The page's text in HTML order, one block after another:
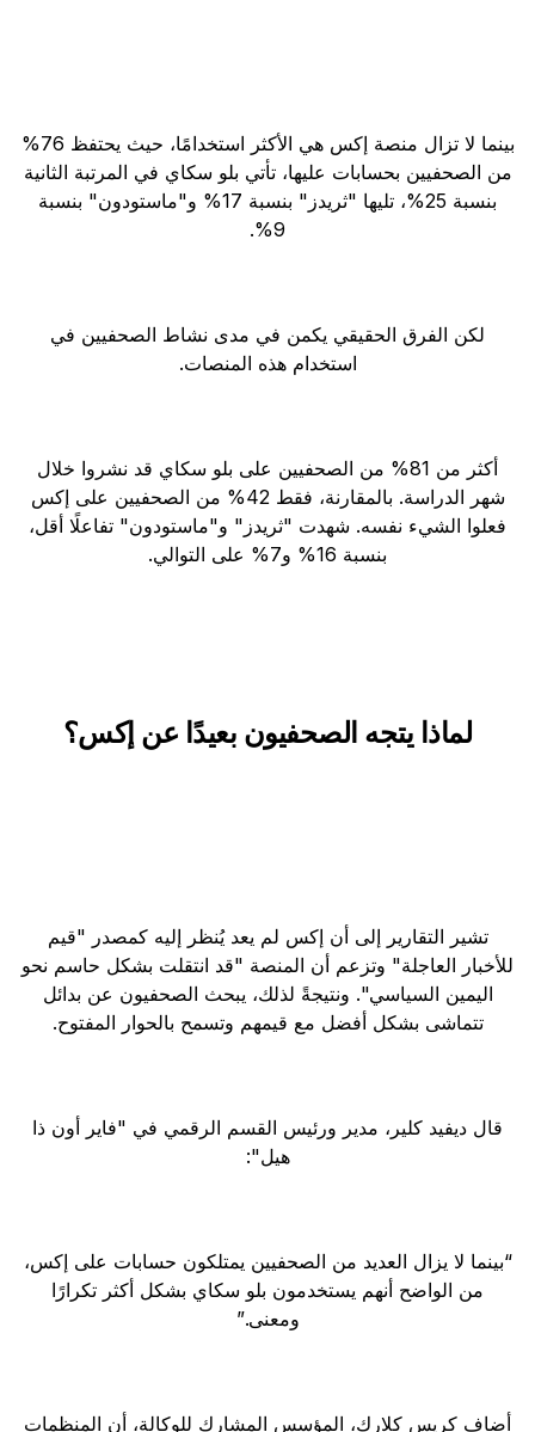
بينما لا تزال منصة إكس هي الأكثر استخدامًا، حيث يحتفظ 76%
من الصحفيين بحسابات عليها، تأتي بلو سكاي في المرتبة الثانية
بنسبة 25%، تليها "ثريدز" بنسبة 17% و"ماستودون" بنسبة
9%.
لكن الفرق الحقيقي يكمن في مدى نشاط الصحفيين في
استخدام هذه المنصات.
أكثر من 81% من الصحفيين على بلو سكاي قد نشروا خلال
شهر الدراسة. بالمقارنة، فقط 42% من الصحفيين على إكس
فعلوا الشيء نفسه. شهدت "ثريدز" و"ماستودون" تفاعلًا أقل،
بنسبة 16% و7% على التوالي.
لماذا يتجه الصحفيون بعيدًا عن إكس؟
تشير التقارير إلى أن إكس لم يعد يُنظر إليه كمصدر "قيم
للأخبار العاجلة" وتزعم أن المنصة "قد انتقلت بشكل حاسم نحو
اليمين السياسي". ونتيجةً لذلك، يبحث الصحفيون عن بدائل
تتماشى بشكل أفضل مع قيمهم وتسمح بالحوار المفتوح.
قال ديفيد كلير، مدير ورئيس القسم الرقمي في "فاير أون ذا
هيل":
“بينما لا يزال العديد من الصحفيين يمتلكون حسابات على إكس،
من الواضح أنهم يستخدمون بلو سكاي بشكل أكثر تكرارًا
ومعنى.”
أضاف كريس كلارك، المؤسس المشارك للوكالة، أن المنظمات